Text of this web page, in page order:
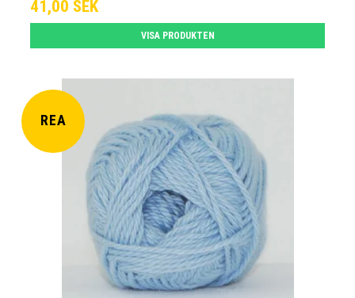
41,00 SEK
VISA PRODUKTEN
REA